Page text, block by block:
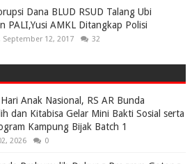
Dana BLUD RSUD Talang Ubi
PALI,Yusi AMKL Ditangkap Polisi
September 12, 2017 32
Anak Nasional, RS AR Bunda
dan Kitabisa Gelar Mini Bakti Sosial serta
Kampung Bijak Batch 1
2026 0